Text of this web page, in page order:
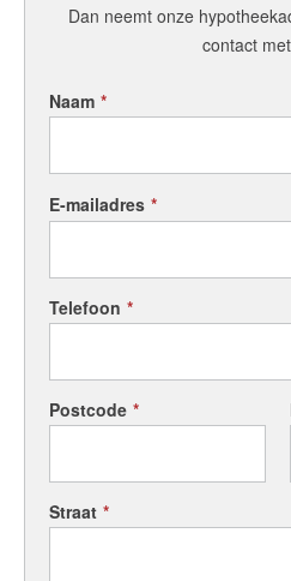
Dan neemt onze
contact
Naam *
E-mailadres *
Telefoon *
Postcode *
Straat *